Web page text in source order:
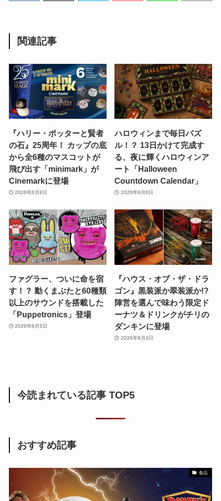
関連記事
『ハリー・ポッターと賢者
の石』25周年！ カップの底
から全6種のマスコットが
飛び出す「minimark」が
Cinemarkに登場
2026年8月8日
ハロウィンまで毎日パズ
ル！？ 13日かけて完成す
る、夜に輝くハロウィンア
ート「Halloween
Countdown Calendar」
2026年8月6日
ファグラー、ついに命を宿
す！？ 動くまぶたと60種類
以上のサウンドを搭載した
「Puppetronics」登場
2026年8月5日
『ハウス・オブ・ザ・ドラ
ゴン』黒装派か翠装派か!?
陣営を選んで味わう限定ド
ーナツ＆ドリンクがチリの
ダンキンに登場
2026年8月3日
今読まれている記事 TOP5
おすすめ記事
食品